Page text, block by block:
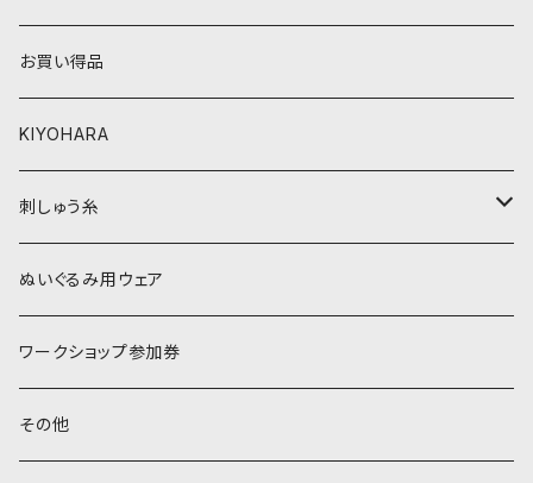
ベージュ・ブラウン系
黄色・クリーム系
ベージュ・ブラウン系
お買い得品
KIYOHARA
刺しゅう糸
COSMO 25番刺しゅう糸
ぬいぐるみ用ウェア
ワークショップ参加券
その他